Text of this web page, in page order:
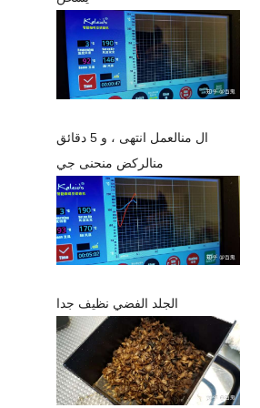
ال منالعمل انتهى ، و 5 دقائق
منالركض منحنى جي
الجلد الفضي نظيف جدا